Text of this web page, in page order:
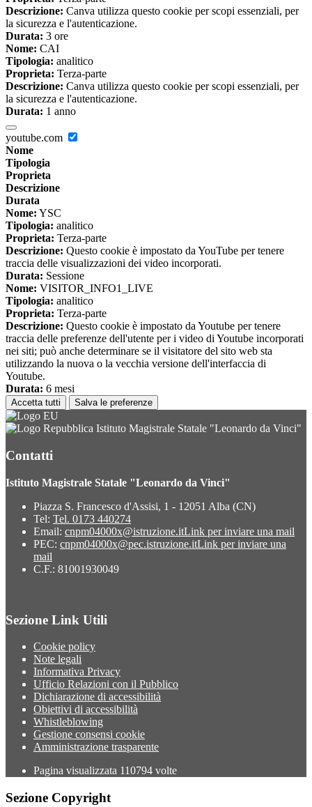
Descrizione: Canva utilizza questo cookie per scopi essenziali, per
la sicurezza e l'autenticazione.
Durata: 3 ore
Nome: CAI
Tipologia: analitico
Proprieta: Terza-parte
Descrizione: Canva utilizza questo cookie per scopi essenziali, per
la sicurezza e l'autenticazione.
Durata: 1 anno
youtube.com
Nome
Tipologia
Proprieta
Descrizione
Durata
Nome: YSC
Tipologia: analitico
Proprieta: Terza-parte
Descrizione: Questo cookie è impostato da YouTube per tenere
traccia delle visualizzazioni dei video incorporati.
Durata: Sessione
Nome: VISITOR_INFO1_LIVE
Tipologia: analitico
Proprieta: Terza-parte
Descrizione: Questo cookie è impostato da Youtube per tenere
traccia delle preferenze dell'utente per i video di Youtube incorporati
nei siti; può anche determinare se il visitatore del sito web sta
utilizzando la nuova o la vecchia versione dell'interfaccia di
Youtube.
Durata: 6 mesi
Accetta tutti Salva le preferenze
Istituto Magistrale Statale "Leonardo da Vinci"
Contatti
Istituto Magistrale Statale "Leonardo da Vinci"
Piazza S. Francesco d'Assisi, 1 - 12051 Alba (CN)
Tel: Tel. 0173 440274
Email: cnpm04000x@istruzione.itLink per inviare una mail
PEC: cnpm04000x@pec.istruzione.itLink per inviare una
mail
C.F.: 81001930049
Sezione Link Utili
Cookie policy
Note legali
Informativa Privacy
Ufficio Relazioni con il Pubblico
Dichiarazione di accessibilità
Obiettivi di accessibilità
Whistleblowing
Gestione consensi cookie
Amministrazione trasparente
Pagina visualizzata 110794 volte
Sezione Copyright